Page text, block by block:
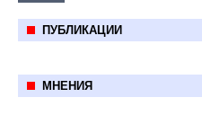
ПУБЛИКАЦИИ
МНЕНИЯ